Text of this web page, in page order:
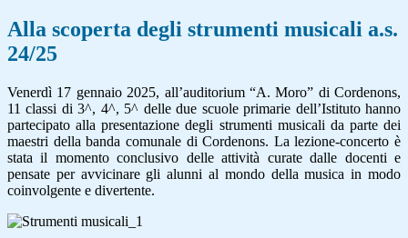
Alla scoperta degli strumenti musicali a.s.
24/25
Venerdì 17 gennaio 2025, all’auditorium “A. Moro” di Cordenons,
11 classi di 3^, 4^, 5^ delle due scuole primarie dell’Istituto hanno
partecipato alla presentazione degli strumenti musicali da parte dei
maestri della banda comunale di Cordenons. La lezione-concerto è
stata il momento conclusivo delle attività curate dalle docenti e
pensate per avvicinare gli alunni al mondo della musica in modo
coinvolgente e divertente.